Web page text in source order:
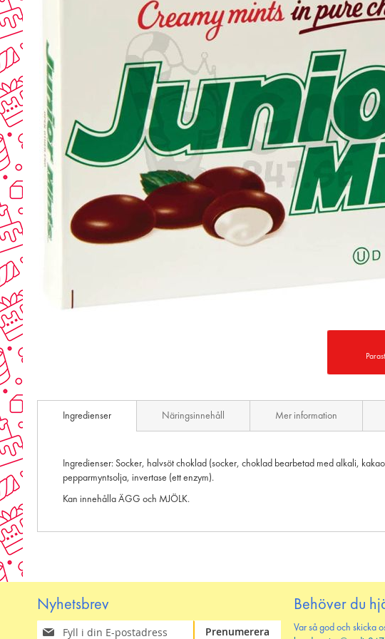
to
images
Ingredienser
Ingredienser: Socker, halvsöt choklad (socker, choklad bearbetad med alkali,
pepparmyntsolja, invertase (ett enzym).
Kan innehålla ÄGG och MJÖLK.
Näringsinnehåll Mer information
Nyhetsbrev
Prenumerera
Prenumerera
Behöver du
Var så god och skicka